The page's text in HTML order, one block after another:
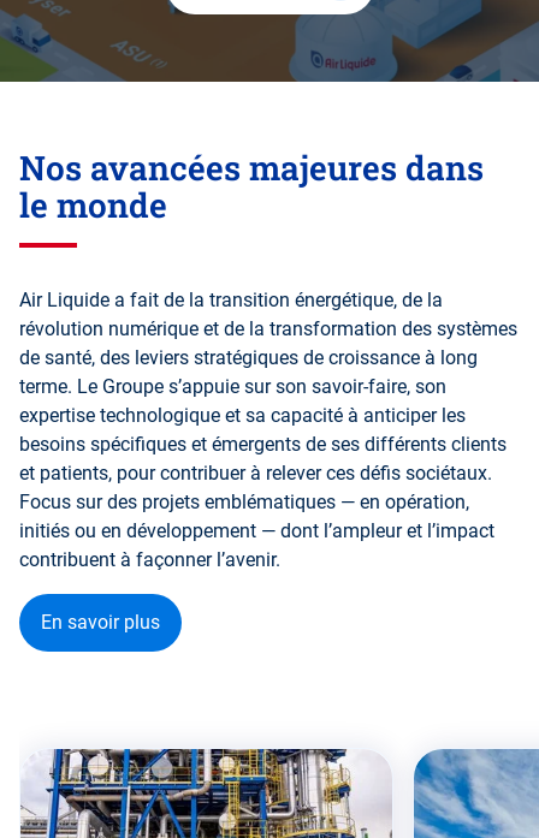
Nos avancées majeures dans
le monde
Air Liquide a fait de la transition énergétique, de la
révolution numérique et de la transformation des systèmes
de santé, des leviers stratégiques de croissance à long
terme. Le Groupe s’appuie sur son savoir-faire, son
expertise technologique et sa capacité à anticiper les
besoins spécifiques et émergents de ses différents clients
et patients, pour contribuer à relever ces défis sociétaux.
Focus sur des projets emblématiques — en opération,
initiés ou en développement — dont l’ampleur et l’impact
contribuent à façonner l’avenir.
En savoir plus
cette
zone